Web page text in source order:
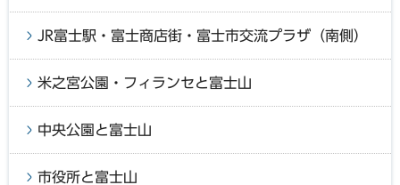
JR富士駅・富士商店街・富士市交流プラザ（南側）
米之宮公園・フィランセと富士山
中央公園と富士山
市役所と富士山